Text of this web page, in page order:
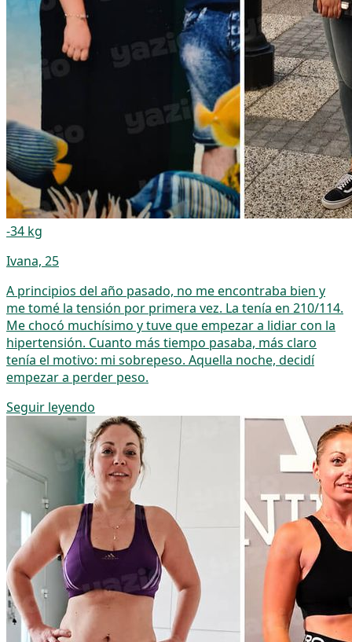
-34 kg
Ivana, 25
A principios del año pasado, no me encontraba bien y
me tomé la tensión por primera vez. La tenía en 210/114.
Me chocó muchísimo y tuve que empezar a lidiar con la
hipertensión. Cuanto más tiempo pasaba, más claro
tenía el motivo: mi sobrepeso. Aquella noche, decidí
empezar a perder peso.
Seguir leyendo